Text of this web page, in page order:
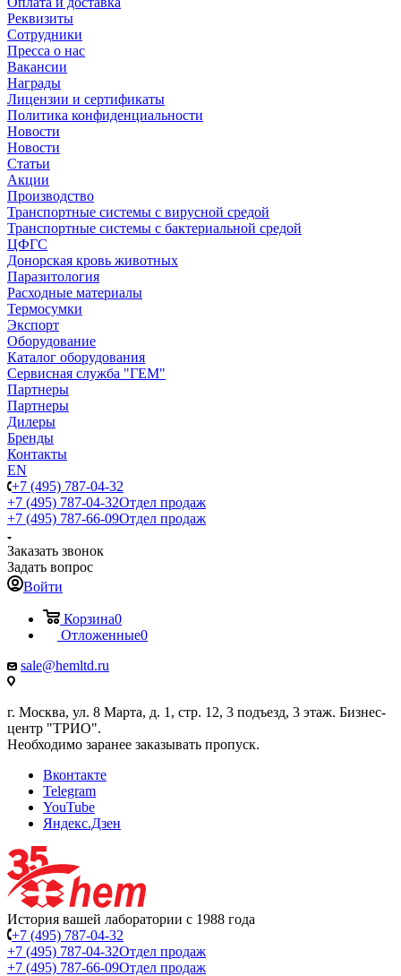
Реквизиты
Сотрудники
Пресса о нас
Вакансии
Награды
Лицензии и сертификаты
Политика конфиденциальности
Новости
Новости
Статьи
Акции
Производство
Транспортные системы с вирусной средой
Транспортные системы с бактериальной средой
ЦФГС
Донорская кровь животных
Паразитология
Расходные материалы
Термосумки
Экспорт
Оборудование
Каталог оборудования
Сервисная служба "ГЕМ"
Партнеры
Партнеры
Дилеры
Бренды
Контакты
EN
+7 (495) 787-04-32
+7 (495) 787-04-32Отдел продаж
+7 (495) 787-66-09Отдел продаж
Заказать звонок
Задать вопрос
Войти
Корзина0
Отложенные0
sale@hemltd.ru
г. Москва, ул. 8 Марта, д. 1, стр. 12, 3 подъезд, 3 этаж. Бизнес-
центр "ТРИО".
Необходимо заранее заказывать пропуск.
Вконтакте
Telegram
YouTube
Яндекс.Дзен
История вашей лаборатории с 1988 года
+7 (495) 787-04-32
+7 (495) 787-04-32Отдел продаж
+7 (495) 787-66-09Отдел продаж